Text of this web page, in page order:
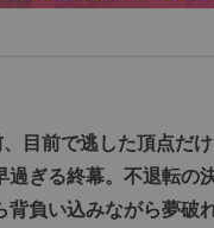
目前で逃した頂点だ
過ぎる終幕。不退転の
背負い込みながら夢破